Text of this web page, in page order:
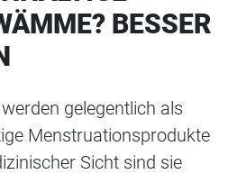
BESSER
gelegentlich als
Menstruationsprodukte
Sicht sind sie